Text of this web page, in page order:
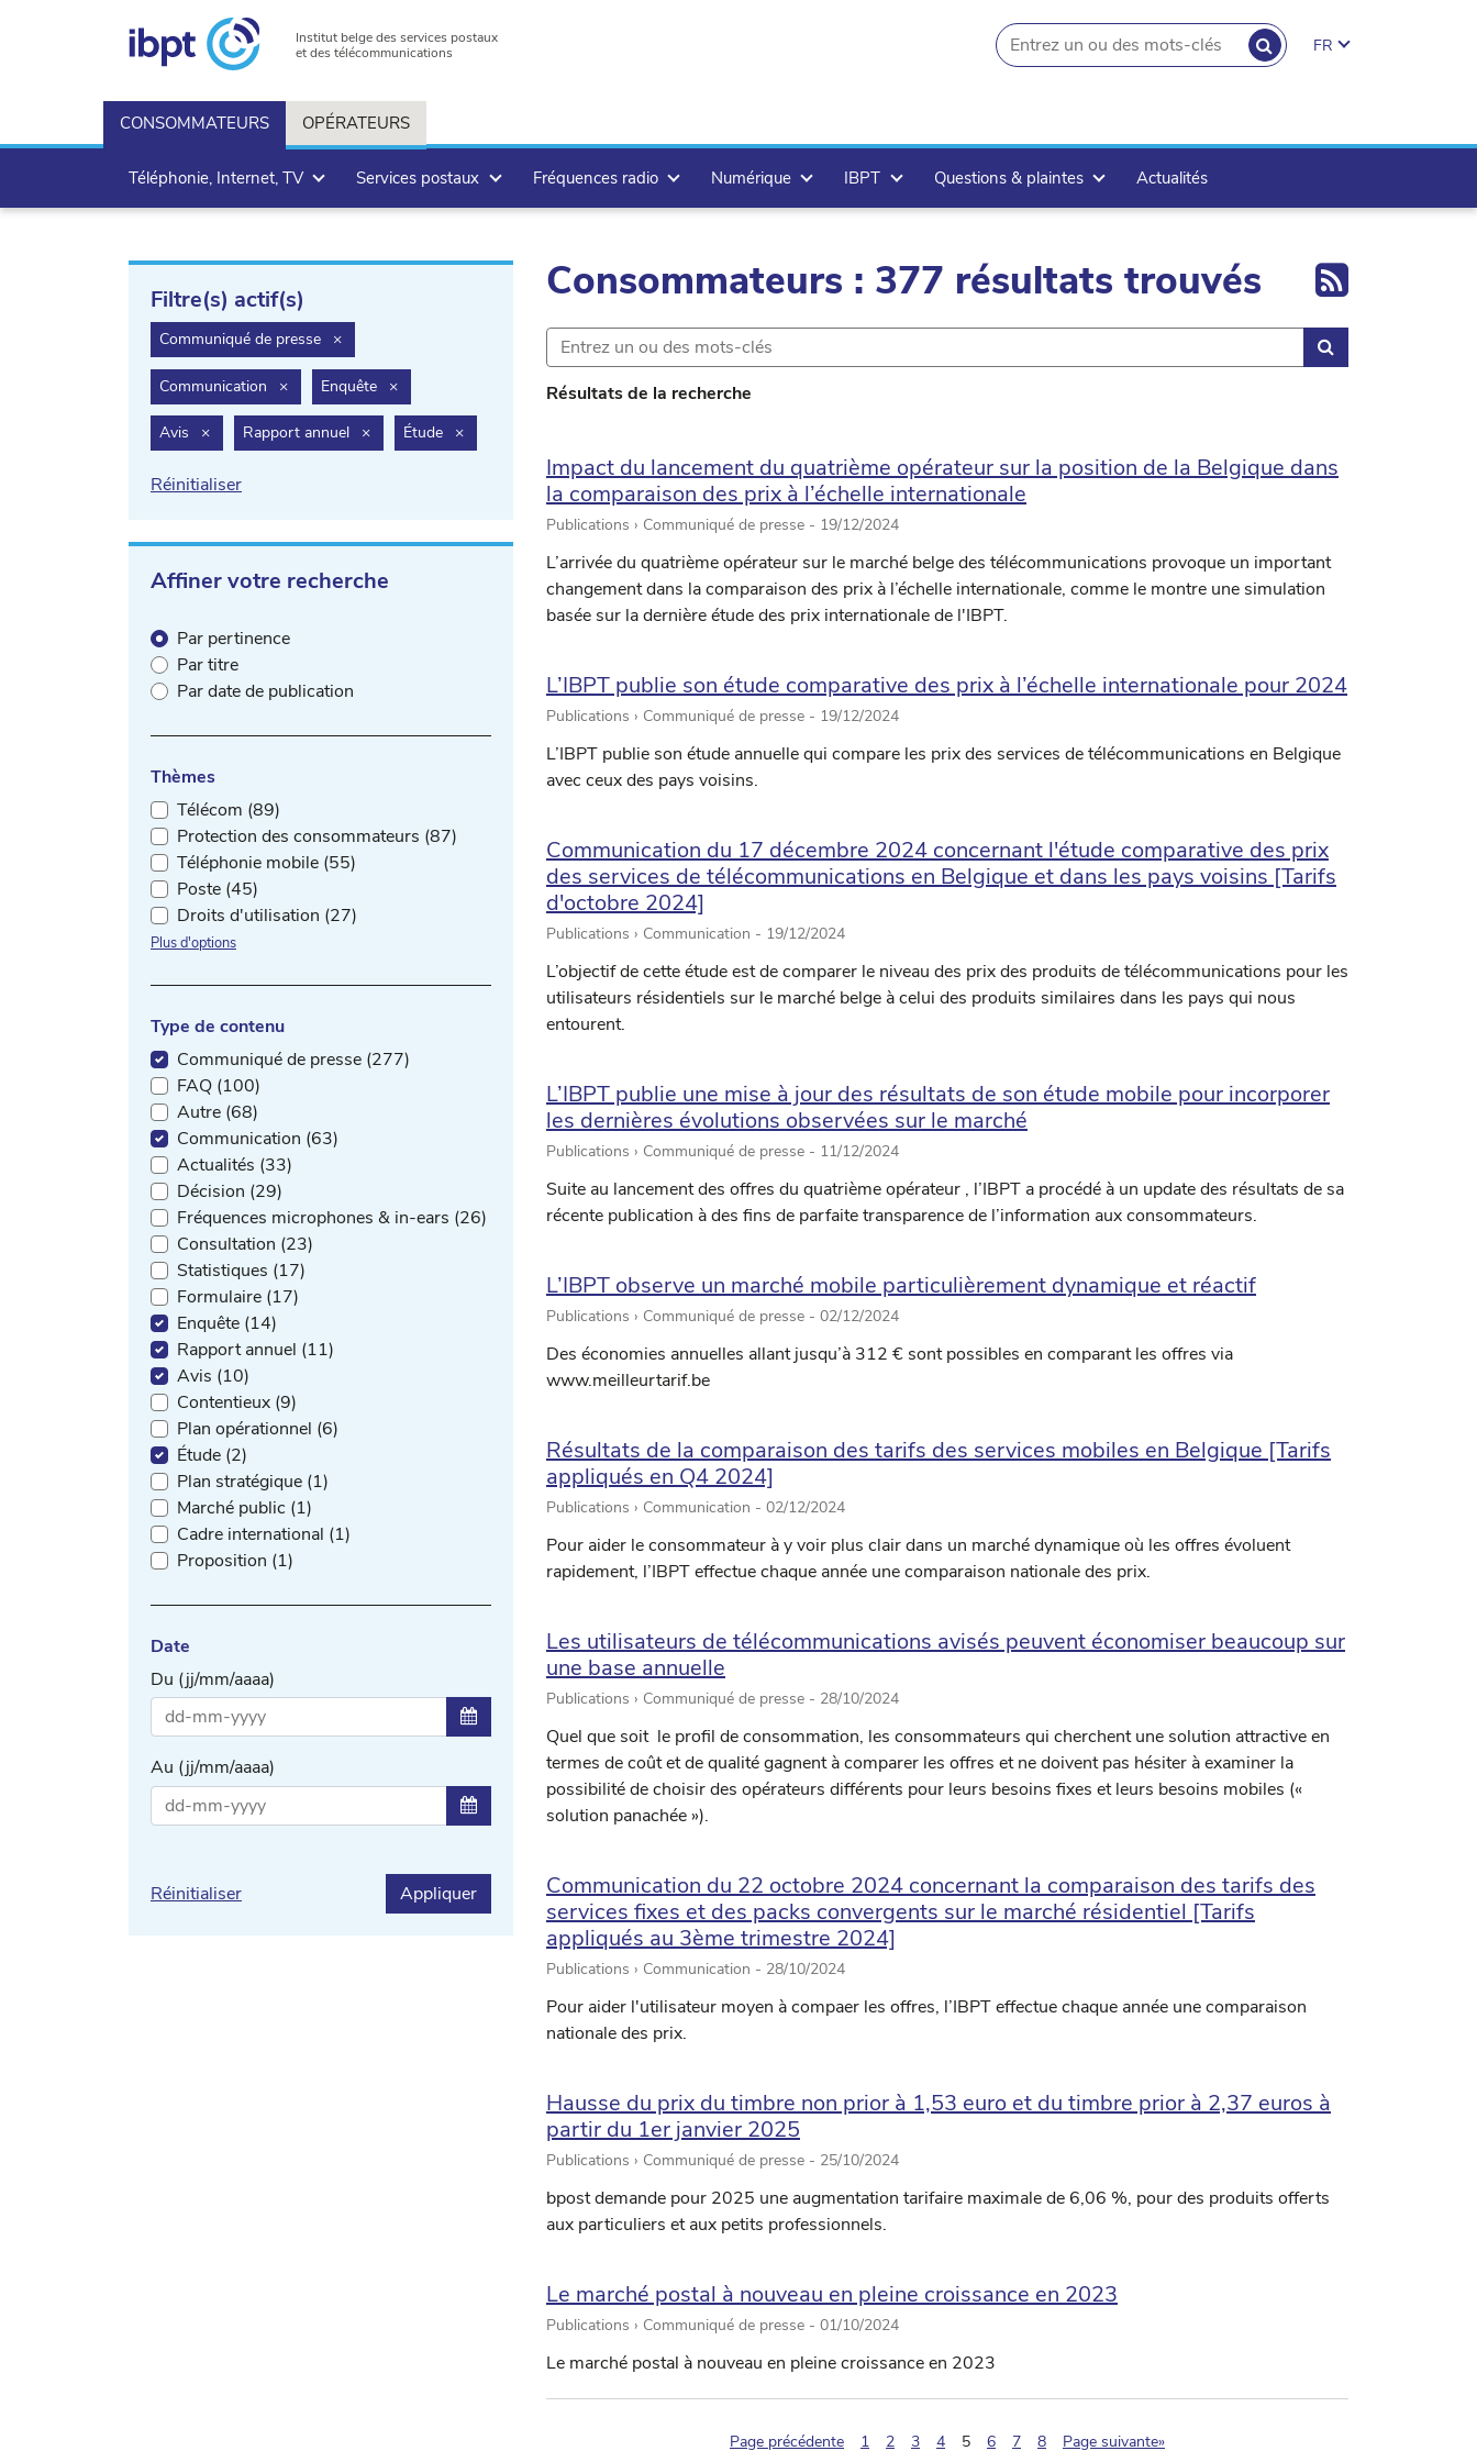
Institut belge des services postaux
et des télécommunications
RECHERCHER
search.button
FR
CONSOMMATEURS OPÉRATEURS
Téléphonie, Internet, TV Services postaux Fréquences radio Numérique IBPT Questions & plaintes Actualités
Filtre(s) actif(s)
Communiqué de presse ×filter.delete
Communication ×filter.delete
Enquête ×filter.delete
Avis ×filter.deleteRapport annuel ×filter.delete
Étude ×filter.delete
Réinitialiser
Affiner votre recherche
Par pertinence
Par titre
Par date de publication
Thèmes
Télécom (89)
Protection des consommateurs (87)
Téléphonie mobile (55)
Poste (45)
Droits d'utilisation (27)
Plus d'options
Type de contenu
Communiqué de presse (277)
FAQ (100)
Autre (68)
Communication (63)
Actualités (33)
Décision (29)
Fréquences microphones & in-ears (26)
Consultation (23)
Statistiques (17)
Formulaire (17)
Enquête (14)
Rapport annuel (11)
Avis (10)
Contentieux (9)
Plan opérationnel (6)
Étude (2)
Plan stratégique (1)
Marché public (1)
Cadre international (1)
Proposition (1)
Date
Du (jj/mm/aaaa)
Sélectionner une date ...
Au (jj/mm/aaaa)
Sélectionner une date ...
Réinitialiser Appliquer
Consommateurs : 377 résultats trouvés Export
Résultats de la recherche
Impact du lancement du quatrième opérateur sur la position de la Belgique dans
la comparaison des prix à l’échelle internationale
Publications › Communiqué de presse - 19/12/2024
L’arrivée du quatrième opérateur sur le marché belge des télécommunications provoque un important
changement dans la comparaison des prix à l’échelle internationale, comme le montre une simulation
basée sur la dernière étude des prix internationale de l'IBPT.
L’IBPT publie son étude comparative des prix à l’échelle internationale pour 2024
Publications › Communiqué de presse - 19/12/2024
L’IBPT publie son étude annuelle qui compare les prix des services de télécommunications en Belgique
avec ceux des pays voisins.
Communication du 17 décembre 2024 concernant l'étude comparative des prix
des services de télécommunications en Belgique et dans les pays voisins [Tarifs
d'octobre 2024]
Publications › Communication - 19/12/2024
L’objectif de cette étude est de comparer le niveau des prix des produits de télécommunications pour les
utilisateurs résidentiels sur le marché belge à celui des produits similaires dans les pays qui nous
entourent.
L’IBPT publie une mise à jour des résultats de son étude mobile pour incorporer
les dernières évolutions observées sur le marché
Publications › Communiqué de presse - 11/12/2024
Suite au lancement des offres du quatrième opérateur , l’IBPT a procédé à un update des résultats de sa
récente publication à des fins de parfaite transparence de l’information aux consommateurs.
L’IBPT observe un marché mobile particulièrement dynamique et réactif
Publications › Communiqué de presse - 02/12/2024
Des économies annuelles allant jusqu’à 312 € sont possibles en comparant les offres via
www.meilleurtarif.be
Résultats de la comparaison des tarifs des services mobiles en Belgique [Tarifs
appliqués en Q4 2024]
Publications › Communication - 02/12/2024
Pour aider le consommateur à y voir plus clair dans un marché dynamique où les offres évoluent
rapidement, l’IBPT effectue chaque année une comparaison nationale des prix.
Les utilisateurs de télécommunications avisés peuvent économiser beaucoup sur
une base annuelle
Publications › Communiqué de presse - 28/10/2024
Quel que soit le profil de consommation, les consommateurs qui cherchent une solution attractive en
termes de coût et de qualité gagnent à comparer les offres et ne doivent pas hésiter à examiner la
possibilité de choisir des opérateurs différents pour leurs besoins fixes et leurs besoins mobiles («
solution panachée »).
Communication du 22 octobre 2024 concernant la comparaison des tarifs des
services fixes et des packs convergents sur le marché résidentiel [Tarifs
appliqués au 3ème trimestre 2024]
Publications › Communication - 28/10/2024
Pour aider l'utilisateur moyen à compaer les offres, l’IBPT effectue chaque année une comparaison
nationale des prix.
Hausse du prix du timbre non prior à 1,53 euro et du timbre prior à 2,37 euros à
partir du 1er janvier 2025
Publications › Communiqué de presse - 25/10/2024
bpost demande pour 2025 une augmentation tarifaire maximale de 6,06 %, pour des produits offerts
aux particuliers et aux petits professionnels.
Le marché postal à nouveau en pleine croissance en 2023
Publications › Communiqué de presse - 01/10/2024
Le marché postal à nouveau en pleine croissance en 2023
Page précédente 1 2 3 4 5(pagination.current)
6 7 8 Page suivante»